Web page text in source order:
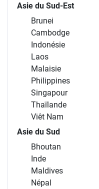
Asie du Sud-Est
Brunei
Cambodge
Indonésie
Laos
Malaisie
Philippines
Singapour
Thaïlande
Viêt Nam
Asie du Sud
Bhoutan
Inde
Maldives
Népal